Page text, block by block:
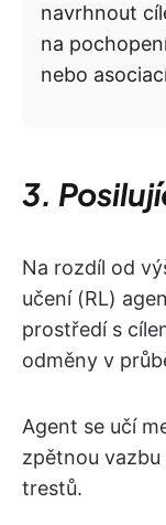
navrhnout
na
nebo
3.
Na rozdíl od
učení (RL)
prostředí s
odměny v
Agent se učí
zpětnou
trestů.